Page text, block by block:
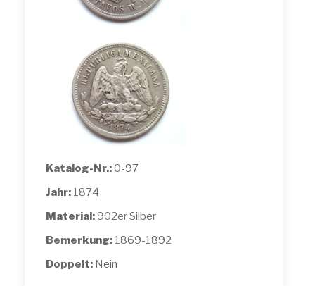
Katalog-Nr.:0-97
Jahr: 1874
Material:902er Silber
Bemerkung: 1869-1892
Doppelt: Nein